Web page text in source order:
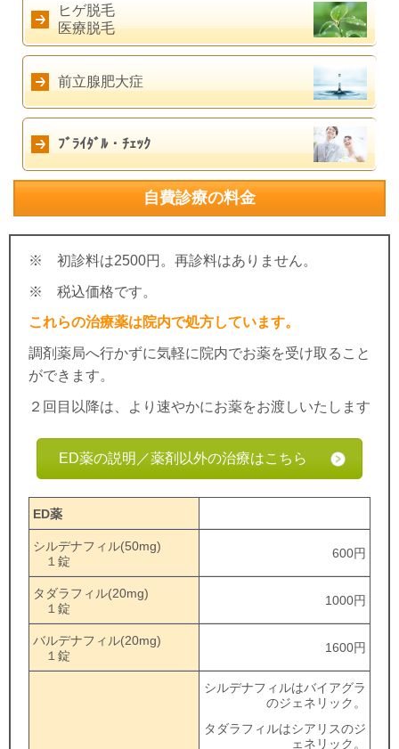
ヒゲ脱毛
医療脱毛
前立腺肥大症
ﾌﾞﾗｲﾀﾞﾙ・ﾁｪｯｸ
自費診療の料金
※ 初診料は2500円。再診料はありません。
※ 税込価格です。
これらの治療薬は院内で処方しています。
調剤薬局へ行かずに気軽に院内でお薬を受け取ること
ができます。
２回目以降は、より速やかにお薬をお渡しいたします
ED薬の説明／薬剤以外の治療はこちら
ED薬
シルデナフィル(50mg)
１錠
600円
タダラフィル(20mg)
１錠
1000円
バルデナフィル(20mg)
１錠
1600円
シルデナフィルはバイアグラ
のジェネリック。
タダラフィルはシアリスのジ
ェネリック。